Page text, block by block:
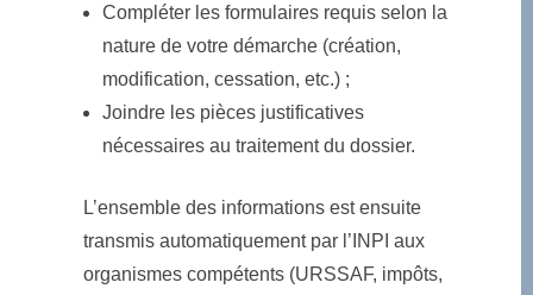
Compléter les formulaires requis selon la
nature de votre démarche (création,
modification, cessation, etc.) ;
Joindre les pièces justificatives
nécessaires au traitement du dossier.
L’ensemble des informations est ensuite
transmis automatiquement par l’INPI aux
organismes compétents (URSSAF, impôts,